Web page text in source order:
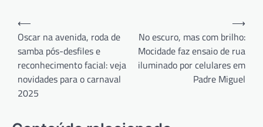
Navegação
de
Post
⟵
Oscar na avenida, roda de
samba pós-desfiles e
reconhecimento facial: veja
novidades para o carnaval
2025
No escuro, mas com brilho:
Mocidade faz ensaio de rua
iluminado por celulares em
Padre Miguel
⟶